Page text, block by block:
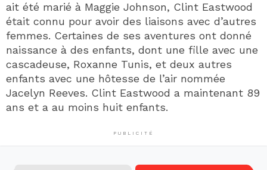
ait été marié à Maggie Johnson, Clint Eastwood
était connu pour avoir des liaisons avec d’autres
femmes. Certaines de ses aventures ont donné
naissance à des enfants, dont une fille avec une
cascadeuse, Roxanne Tunis, et deux autres
enfants avec une hôtesse de l’air nommée
Jacelyn Reeves. Clint Eastwood a maintenant 89
ans et a au moins huit enfants.
PUBLICITÉ